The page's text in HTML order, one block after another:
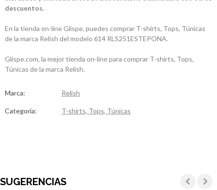
descuentos.
En la tienda on-line Glispe, puedes comprar T-shirts, Tops, Túnicas
de la marca Relish del modelo 614 RLS251ESTEPONA.
Glispe.com, la mejor tienda on-line para comprar T-shirts, Tops,
Túnicas de la marca Relish.
Marca: Relish
Categoría: T-shirts, Tops, Túnicas
SUGERENCIAS